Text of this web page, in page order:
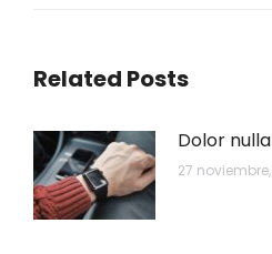
Related Posts
Dolor
27 noviembre,